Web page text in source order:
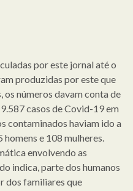
por este jornal até o
produzidas por este que
os números davam conta de
casos de Covid-19 em
contaminados haviam ido a
e 108 mulheres.
envolvendo as
indica, parte dos humanos
dos familiares que